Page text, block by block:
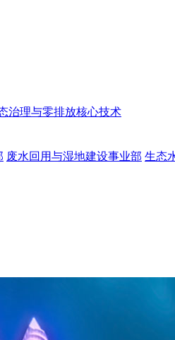
治理与零排放核心技术
废水回用与湿地建设事业部 生态